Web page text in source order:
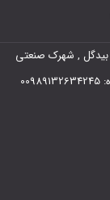
بیدگل , شهرک صنعتی
سلیمان صباحی , انتهای بلوار یک , بعد از فرعی 5 همـراه: 00989132634245